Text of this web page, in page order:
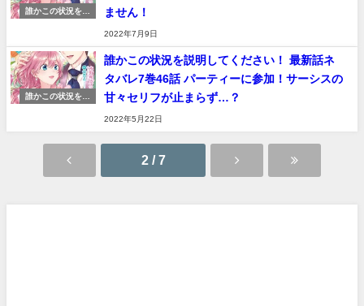
誰かこの状況を説
ません！
2022年7月9日
誰かこの状況を説
誰かこの状況を説明してください！ 最新話ネ
タバレ7巻46話 パーティーに参加！サーシスの
甘々セリフが止まらず…？
2022年5月22日
2 / 7